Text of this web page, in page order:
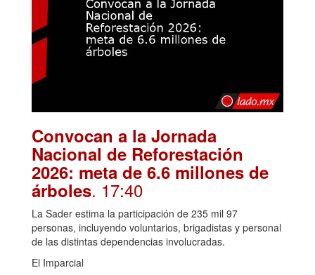
Convocan a la Jornada
Nacional de Reforestación
2026: meta de 6.6 millones de
árboles. 17:40
La Sader estima la participación de 235 mil 97
personas, incluyendo voluntarios, brigadistas y personal
de las distintas dependencias involucradas.
El Imparcial